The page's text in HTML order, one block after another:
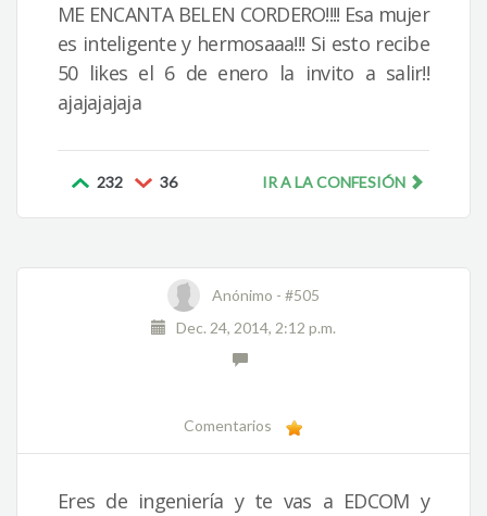
ME ENCANTA BELEN CORDERO!!!! Esa mujer
es inteligente y hermosaaa!!! Si esto recibe
50 likes el 6 de enero la invito a salir!!
ajajajajaja
232 36 IR A LA CONFESIÓN
Anónimo - #505
Dec. 24, 2014, 2:12 p.m.
Comentarios
Eres de ingeniería y te vas a EDCOM y